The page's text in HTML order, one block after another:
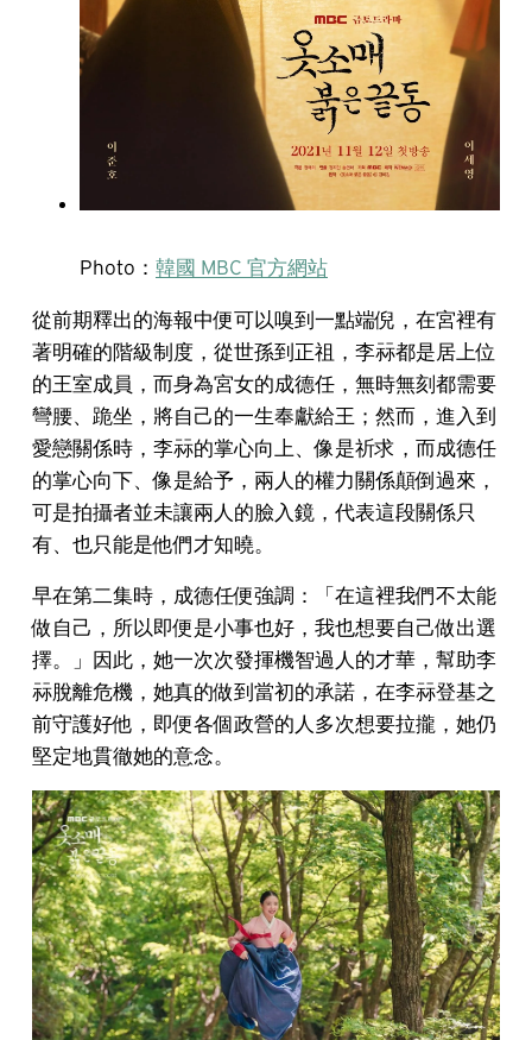
Photo： 韓國 MBC 官方網站
從前期釋出的海報中便可以嗅到一點端倪，在宮裡有
著明確的階級制度，從世孫到正祖，李祘都是居上位
的王室成員，而身為宮女的成德任，無時無刻都需要
彎腰、跪坐，將自己的一生奉獻給王；然而，進入到
愛戀關係時，李祘的掌心向上、像是祈求，而成德任
的掌心向下、像是給予，兩人的權力關係顛倒過來，
可是拍攝者並未讓兩人的臉入鏡，代表這段關係只
有、也只能是他們才知曉。
早在第二集時，成德任便強調：「在這裡我們不太能
做自己，所以即便是小事也好，我也想要自己做出選
擇。」因此，她一次次發揮機智過人的才華，幫助李
祘脫離危機，她真的做到當初的承諾，在李祘登基之
前守護好他，即便各個政營的人多次想要拉攏，她仍
堅定地貫徹她的意念。